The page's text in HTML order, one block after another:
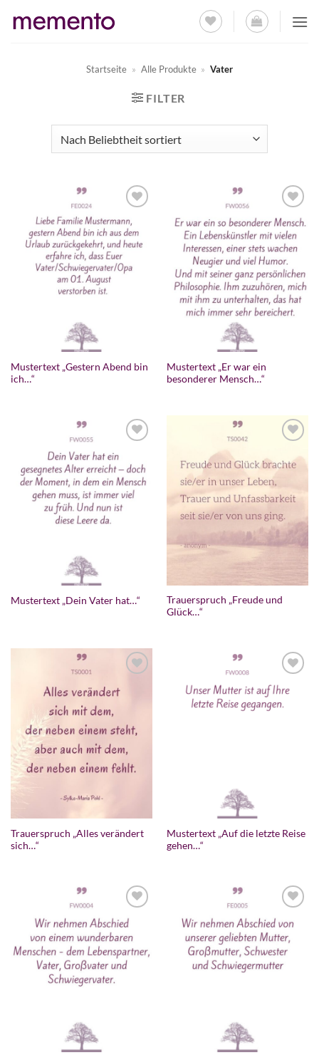
Inhalt
Startseite » Alle Produkte » Vater
FILTER
Mustertext „Gestern Abend bin
ich…“
Mustertext „Er war ein
besonderer Mensch…“
Mustertext „Dein Vater hat…“
Trauerspruch „Freude und
Glück…“
Trauerspruch „Alles verändert
sich…“
Mustertext „Auf die letzte Reise
gehen…“